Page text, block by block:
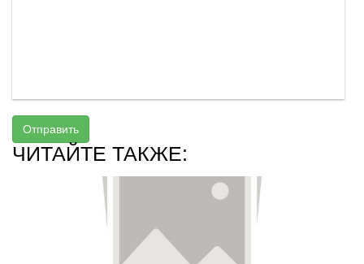
Отправить
ЧИТАЙТЕ ТАКЖЕ: